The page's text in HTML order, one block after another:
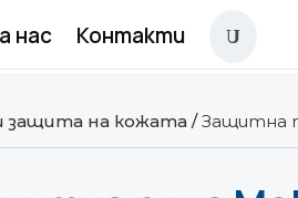
нас Контакти U
защита на кожата/Защитна